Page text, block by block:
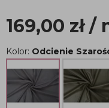
169,00 zł/
Kolor: Odcienie